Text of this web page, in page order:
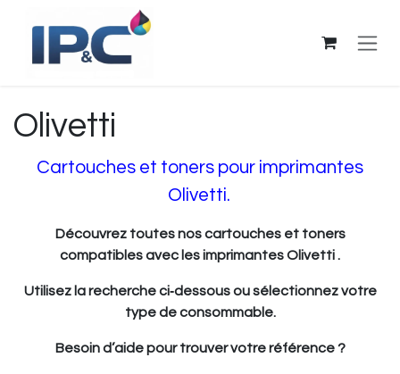
Se rendre au contenu
Olivetti
Cartouches et toners pour imprimantes
Olivetti.
Découvrez toutes nos cartouches et toners
compatibles avec les imprimantes Olivetti .
Utilisez la recherche ci‑dessous ou sélectionnez votre
type de consommable.
Besoin d’aide pour trouver votre référence ?